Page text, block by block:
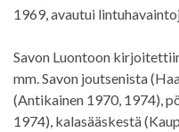
1969, avautui
Savon Luontoon
mm. Savon joutsenista
(Antikainen 1970, 1974),
1974), kalasääskestä